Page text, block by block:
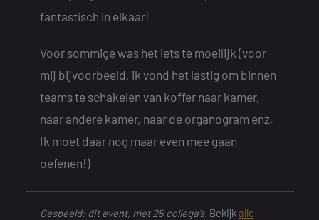
fantastisch in elkaar!
Voor sommige was het iets te moeilijk (voor
mij bijvoorbeeld, ik vond het lastig om binnen
teams te schakelen van koffer naar kamer,
naar andere kamer, naar de organogram enz.
Ik moet daar nog maar even mee gaan
oefenen!)
Gespeeld: dit event, met 25 collega’s. Bekijkalle